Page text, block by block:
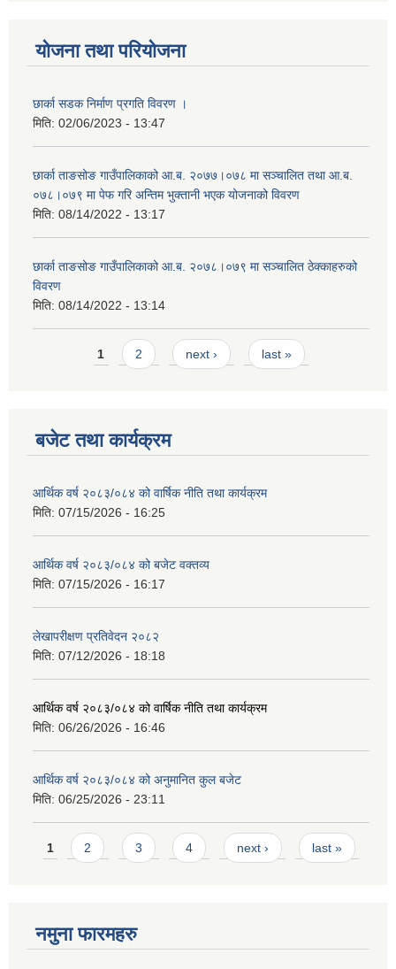
योजना तथा परियोजना
छार्का सडक निर्माण प्रगति विवरण ।
मिति: 02/06/2023 - 13:47
छार्का ताङसोङ गाउँपालिकाको आ.ब. २०७७।०७८ मा सञ्चालित तथा आ.ब.
०७८।०७९ मा पेफ गरि अन्तिम भुक्तानी भएक योजनाको विवरण
मिति: 08/14/2022 - 13:17
छार्का ताङसोङ गाउँपालिकाको आ.ब. २०७८।०७९ मा सञ्चालित ठेक्काहरुको
विवरण
मिति: 08/14/2022 - 13:14
Pages1 2 next › last »
बजेट तथा कार्यक्रम
आर्थिक वर्ष २०८३/०८४ को वार्षिक नीति तथा कार्यक्रम
मिति: 07/15/2026 - 16:25
आर्थिक वर्ष २०८३/०८४ को बजेट वक्तव्य
मिति: 07/15/2026 - 16:17
लेखापरीक्षण प्रतिवेदन २०८२
मिति: 07/12/2026 - 18:18
आर्थिक वर्ष २०८३/०८४ को वार्षिक नीति तथा कार्यक्रम
मिति: 06/26/2026 - 16:46
आर्थिक वर्ष २०८३/०८४ को अनुमानित कुल बजेट
मिति: 06/25/2026 - 23:11
Pages
1 2 3 4 next › last »
नमुना फारमहरु